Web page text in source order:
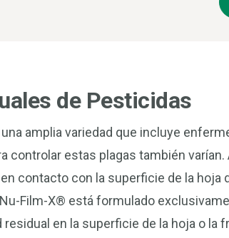
de Pesticidas
amplia variedad que incluye
controlar estas plagas también
contacto con la superficie de la hoja
Film-X® está formulado
en la superficie de la hoja o la